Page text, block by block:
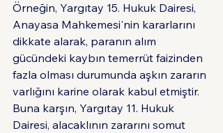
Örneğin, Yargıtay 15. Hukuk Dairesi,
Anayasa Mahkemesi'nin kararlarını
dikkate alarak, paranın alım
gücündeki kaybın temerrüt faizinden
fazla olması durumunda aşkın zararın
varlığını karine olarak kabul etmiştir.
Buna karşın, Yargıtay 11. Hukuk
Dairesi, alacaklının zararını somut